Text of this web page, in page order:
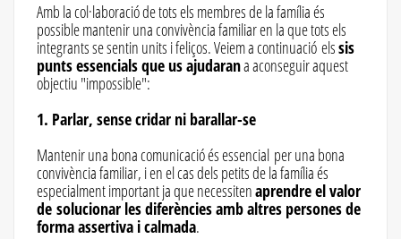
Amb la col·laboració de tots els membres de la família és
possible mantenir una convivència familiar en la que tots els
integrants se sentin units i feliços. Veiem a continuació elssis
punts essencials que us ajudarana aconseguir aquest
objectiu "impossible":
1. Parlar, sense cridar ni barallar-se
Mantenir una bona comunicació és essencial per una bona
convivència familiar, i en el cas dels petits de la família és
especialment important ja que necessitenaprendre el valor
de solucionar les diferències amb altres persones de
forma assertiva i calmada.